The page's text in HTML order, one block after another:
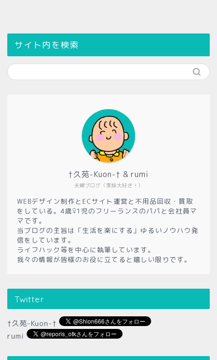
サイト内を検索
夫婦ブログ（家族大好き！）
†久苑-Kuon-† & rumi
WEBデザイン制作とECサイト運営と不用品回収・買取
をしている。4歳♀1児のフリーランスのパパと会社員マ
マです。
当ブログの主旨は「生活を楽にする」ゆるいノウハウ発
信をしています。
ライフハック等を中心に執筆しています。
我々の情報が皆様のお役に立てると嬉しい限りです。
Twitter
†久苑-Kuon-†
rumi